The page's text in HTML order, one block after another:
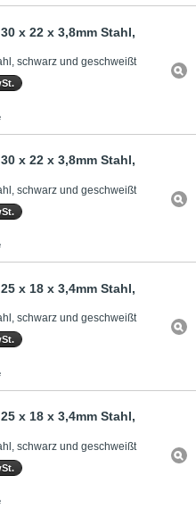
x 22 x 3,8mm Stahl,
schwarz und geschweißt
x 22 x 3,8mm Stahl,
schwarz und geschweißt
x 18 x 3,4mm Stahl,
schwarz und geschweißt
x 18 x 3,4mm Stahl,
schwarz und geschweißt